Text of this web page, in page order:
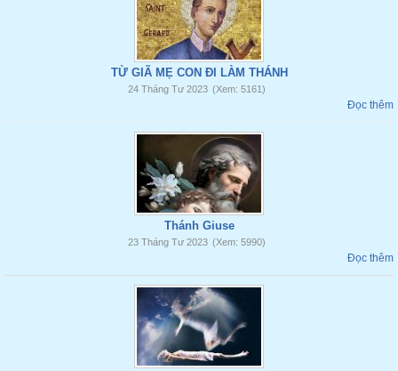
TỪ GIÃ MẸ CON ĐI LÀM THÁNH
24 Tháng Tư 2023 (Xem: 5161)
Đọc thêm
Thánh Giuse
23 Tháng Tư 2023 (Xem: 5990)
Đọc thêm